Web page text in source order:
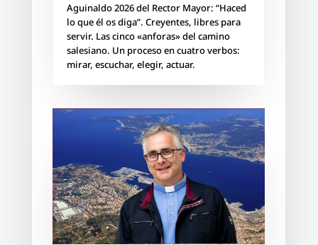
Aguinaldo 2026 del Rector Mayor: “Haced
lo que él os diga”. Creyentes, libres para
servir. Las cinco «anforas» del camino
salesiano. Un proceso en cuatro verbos:
mirar, escuchar, elegir, actuar.